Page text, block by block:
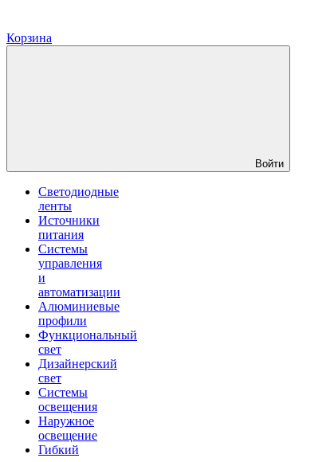
Корзина
Войти
Светодиодные
ленты
Источники
питания
Системы
управления
и
автоматизации
Алюминиевые
профили
Функциональный
свет
Дизайнерский
свет
Системы
освещения
Наружное
освещение
Гибкий